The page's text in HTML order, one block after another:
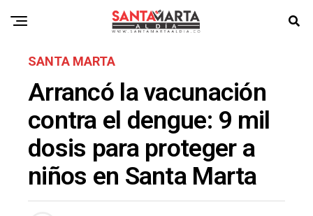
SANTA MARTA
Arrancó la vacunación
contra el dengue: 9 mil
dosis para proteger a
niños en Santa Marta